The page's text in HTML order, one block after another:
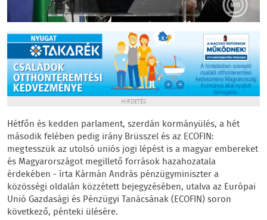
HIRDETÉS
Hétfőn és kedden parlament, szerdán kormányülés, a hét
második felében pedig irány Brüsszel és az ECOFIN:
megtesszük az utolsó uniós jogi lépést is a magyar embereket
és Magyarországot megillető források hazahozatala
érdekében - írta Kármán András pénzügyminiszter a
közösségi oldalán közzétett bejegyzésében, utalva az Európai
Unió Gazdasági és Pénzügyi Tanácsának (ECOFIN) soron
következő, pénteki ülésére.